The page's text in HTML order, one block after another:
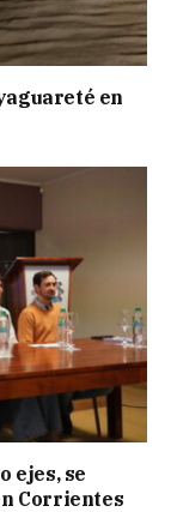
en
ejes, se
Corrientes